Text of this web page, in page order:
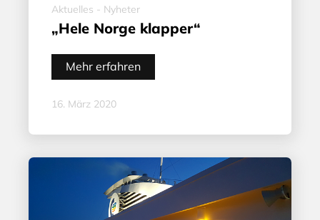
Aktuelles - Nyheter
„Hele Norge klapper“
Mehr erfahren
16. März 2020